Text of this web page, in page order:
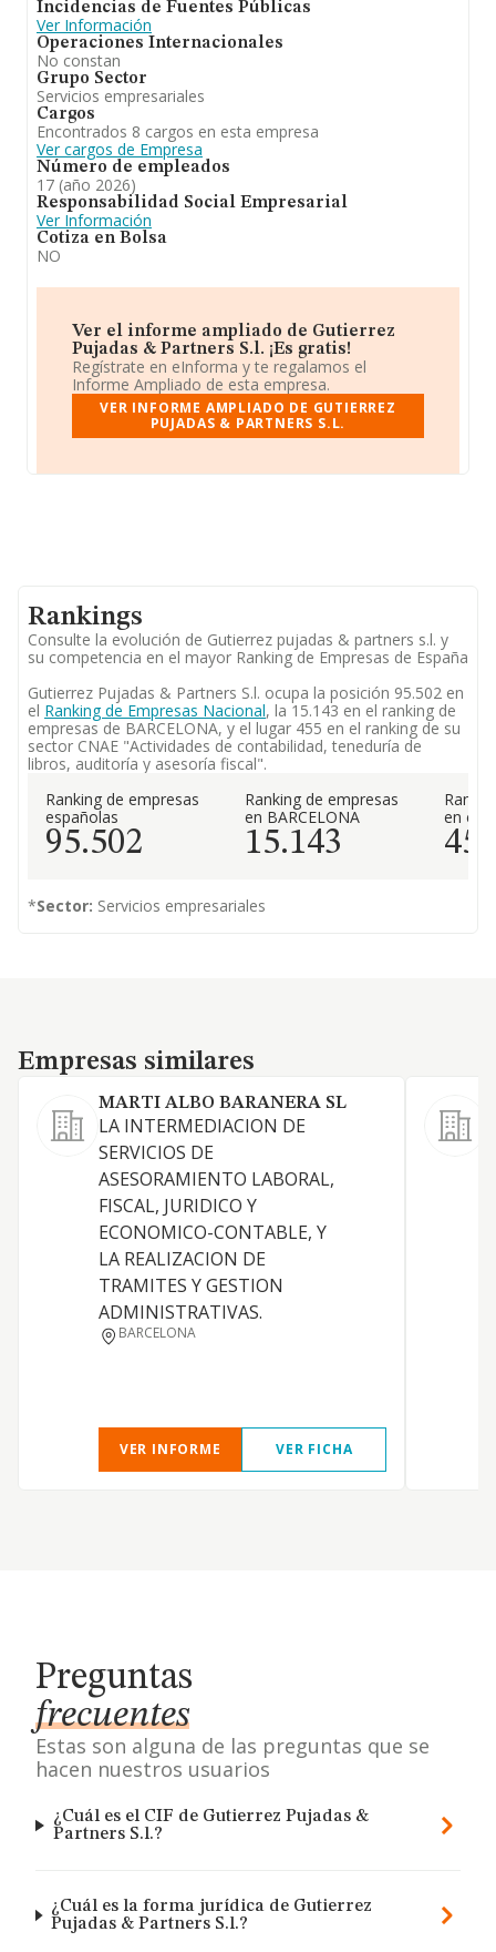
Incidencias de Fuentes Públicas
Ver Información
Operaciones Internacionales
No constan
Grupo Sector
Servicios empresariales
Cargos
Encontrados 8 cargos en esta empresa
Ver cargos de Empresa
Número de empleados
17 (año 2026)
Responsabilidad Social Empresarial
Ver Información
Cotiza en Bolsa
NO
Ver el informe ampliado de Gutierrez
Pujadas & Partners S.l. ¡Es gratis!
Regístrate en eInforma y te regalamos el
Informe Ampliado de esta empresa.
VER INFORME AMPLIADO DE GUTIERREZ
PUJADAS & PARTNERS S.L.
Rankings
Consulte la evolución de Gutierrez pujadas & partners s.l. y
su competencia en el mayor Ranking de Empresas de España
Gutierrez Pujadas & Partners S.l. ocupa la posición 95.502 en
el Ranking de Empresas Nacional, la 15.143 en el ranking de
empresas de BARCELONA, y el lugar 455 en el ranking de su
sector CNAE "Actividades de contabilidad, teneduría de
libros, auditoría y asesoría fiscal".
Ranking de empresas
españolas
95.502
Ranking de empresas
en BARCELONA
15.143
en el
455
*Sector: Servicios empresariales
Empresas similares
Empresas similares
MARTI ALBO BARANERA SL
LA INTERMEDIACION DE
SERVICIOS DE
ASESORAMIENTO LABORAL,
FISCAL, JURIDICO Y
ECONOMICO-CONTABLE, Y
LA REALIZACION DE
TRAMITES Y GESTION
ADMINISTRATIVAS.
BARCELONA
VER INFORME VER FICHA
Preguntas
frecuentes
Estas son alguna de las preguntas que se
hacen nuestros usuarios
¿Cuál es el CIF de Gutierrez Pujadas &
Partners S.l.?
¿Cuál es la forma jurídica de Gutierrez
Pujadas & Partners S.l.?